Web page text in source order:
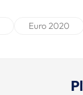
Euro 2020